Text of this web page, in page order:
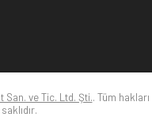
San. ve Tic. Ltd. Şti.. Tüm hakları
saklıdır.